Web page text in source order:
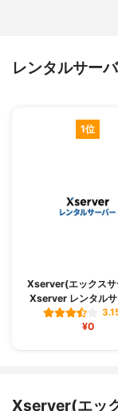
レンタルサー
1位
Xserver(エックスサ
Xserver レンタル
¥0
Xserver(エッ